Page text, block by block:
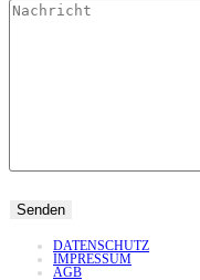
DATENSCHUTZ
IMPRESSUM
AGB